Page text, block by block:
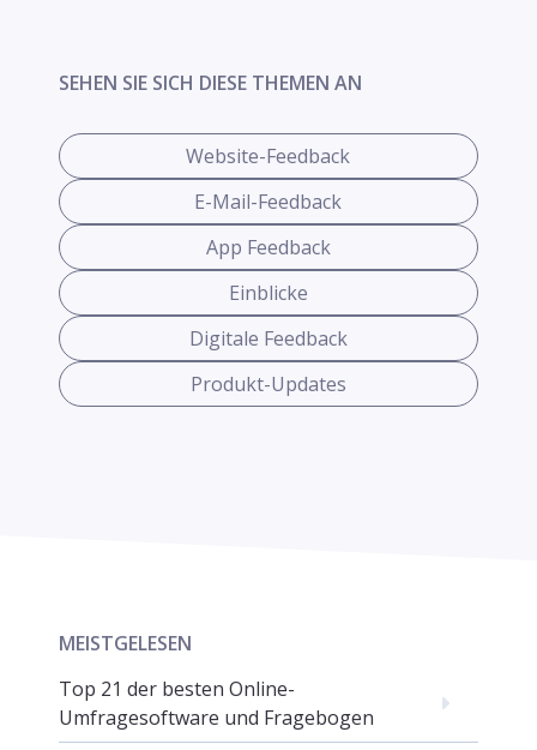
SEHEN SIE SICH DIESE THEMEN AN
Website-Feedback
E-Mail-Feedback
App Feedback
Einblicke
Digitale Feedback
Produkt-Updates
MEISTGELESEN
Top 21 der besten Online-
Umfragesoftware und Fragebogen